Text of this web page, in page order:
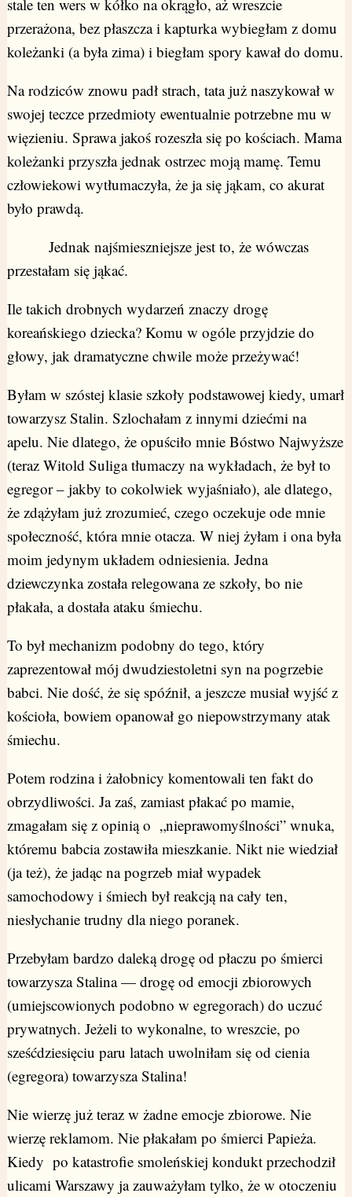
stale ten wers w kółko na okrągło, aż wreszcie
przerażona, bez płaszcza i kapturka wybiegłam z domu
koleżanki (a była zima) i biegłam spory kawał do domu.
Na rodziców znowu padł strach, tata już naszykował w
swojej teczce przedmioty ewentualnie potrzebne mu w
więzieniu. Sprawa jakoś rozeszła się po kościach. Mama
koleżanki przyszła jednak ostrzec moją mamę. Temu
człowiekowi wytłumaczyła, że ja się jąkam, co akurat
było prawdą.
Jednak najśmieszniejsze jest to, że wówczas
przestałam się jąkać.
Ile takich drobnych wydarzeń znaczy drogę
koreańskiego dziecka? Komu w ogóle przyjdzie do
głowy, jak dramatyczne chwile może przeżywać!
Byłam w szóstej klasie szkoły podstawowej kiedy, umarł
towarzysz Stalin. Szlochałam z innymi dziećmi na
apelu. Nie dlatego, że opuściło mnie Bóstwo Najwyższe
(teraz Witold Suliga tłumaczy na wykładach, że był to
egregor – jakby to cokolwiek wyjaśniało), ale dlatego,
że zdążyłam już zrozumieć, czego oczekuje ode mnie
społeczność, która mnie otacza. W niej żyłam i ona była
moim jedynym układem odniesienia. Jedna
dziewczynka została relegowana ze szkoły, bo nie
płakała, a dostała ataku śmiechu.
To był mechanizm podobny do tego, który
zaprezentował mój dwudziestoletni syn na pogrzebie
babci. Nie dość, że się spóźnił, a jeszcze musiał wyjść z
kościoła, bowiem opanował go niepowstrzymany atak
śmiechu.
Potem rodzina i żałobnicy komentowali ten fakt do
obrzydliwości. Ja zaś, zamiast płakać po mamie,
zmagałam się z opinią o „nieprawomyślności” wnuka,
któremu babcia zostawiła mieszkanie. Nikt nie wiedział
(ja też), że jadąc na pogrzeb miał wypadek
samochodowy i śmiech był reakcją na cały ten,
niesłychanie trudny dla niego poranek.
Przebyłam bardzo daleką drogę od płaczu po śmierci
towarzysza Stalina — drogę od emocji zbiorowych
(umiejscowionych podobno w egregorach) do uczuć
prywatnych. Jeżeli to wykonalne, to wreszcie, po
sześćdziesięciu paru latach uwolniłam się od cienia
(egregora) towarzysza Stalina!
Nie wierzę już teraz w żadne emocje zbiorowe. Nie
wierzę reklamom. Nie płakałam po śmierci Papieża.
Kiedy po katastrofie smoleńskiej kondukt przechodził
ulicami Warszawy ja zauważyłam tylko, że w otoczeniu